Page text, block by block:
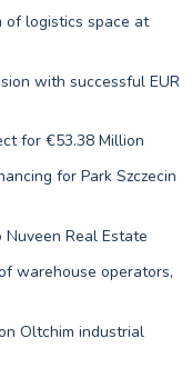
of logistics space at
with successful EUR
for €53.38 Million
for Park Szczecin
Real Estate
warehouse operators,
Oltchim industrial